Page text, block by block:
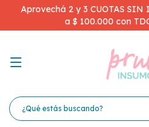
Aprovechá 2 y 3 CUOTAS SIN
a $ 100.000 con